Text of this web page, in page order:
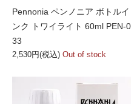
Pennonia ペンノニア ボトルイ
ンク トワイライト 60ml PEN-0
33
2,530円(税込) Out of stock